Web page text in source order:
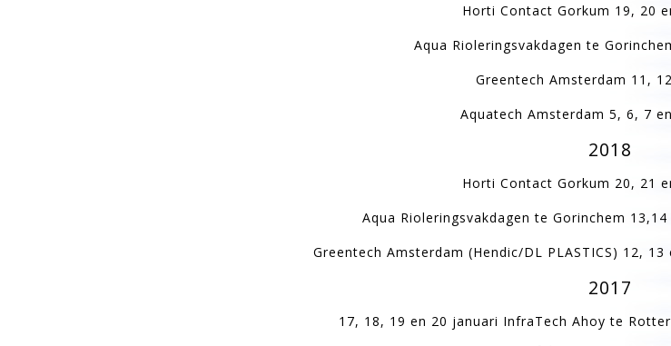
Horti Contact Gorkum 19, 20
Aqua Rioleringsvakdagen te
Greentech Amsterdam 11,
Aquatech Amsterdam 5, 6, 7
2018
Horti Contact Gorkum 20, 21
Aqua Rioleringsvakdagen te Gorinchem
Greentech Amsterdam (Hendic/DL PLASTICS) 12,
2017
17, 18, 19 en 20 januari InfraTech Ahoy te